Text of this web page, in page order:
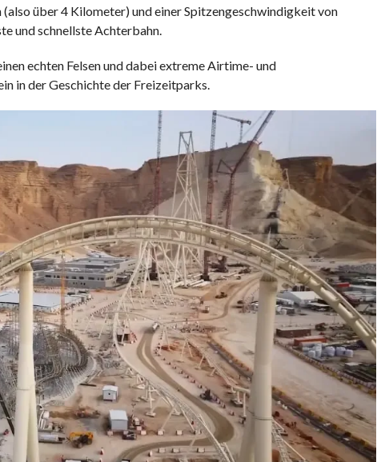
über 4 Kilometer) und einer Spitzengeschwindigkeit von
und schnellste Achterbahn.
echten Felsen und dabei extreme Airtime- und
in der Geschichte der Freizeitparks.